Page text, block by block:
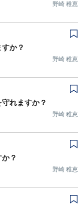
野崎 稚恵
か？
野崎 稚恵
れますか？
野崎 稚恵
？
野崎 稚恵